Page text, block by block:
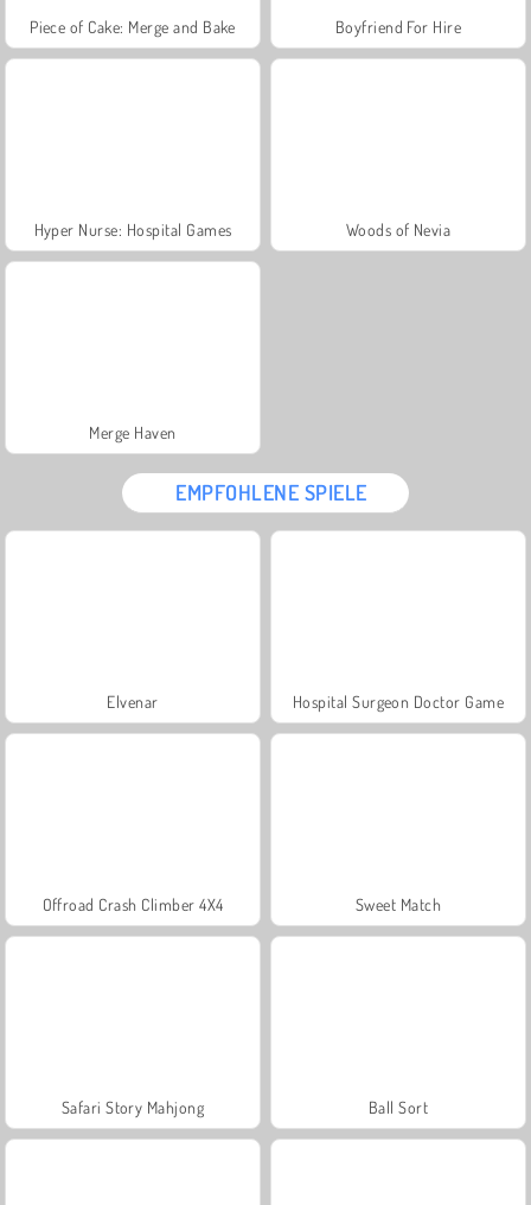
Piece of Cake: Merge and Bake Boyfriend For Hire
Hyper Nurse: Hospital Games Woods of Nevia
Merge Haven
EMPFOHLENE SPIELE
Elvenar Hospital Surgeon Doctor Game
Offroad Crash Climber 4X4 Sweet Match
Safari Story Mahjong Ball Sort